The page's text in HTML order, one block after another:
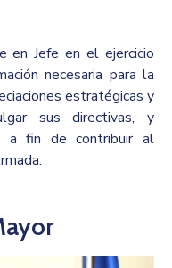
en Jefe en el ejercicio
necesaria para la
estratégicas y
sus directivas, y
a fin de contribuir al